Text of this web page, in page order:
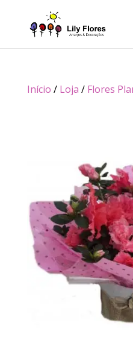
Início / Loja / Flores